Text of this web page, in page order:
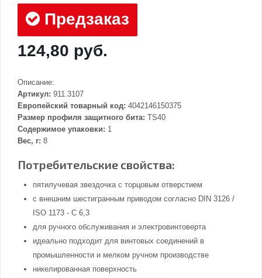
Предзаказ
124,80 руб.
Описание:
Артикул: 911.3107
Европейский товарный код: 4042146150375
Размер профиля защитного бита: TS40
Содержимое упаковки: 1
Вес, г: 8
Потребительские свойства:
пятилучевая звездочка с торцовым отверстием
с внешним шестигранным приводом согласно DIN 3126 /
ISO 1173 - C 6,3
для ручного обслуживания и электровинтоверта
идеально подходит для винтовых соединений в
промышленности и мелком ручном производстве
никелированная поверхность